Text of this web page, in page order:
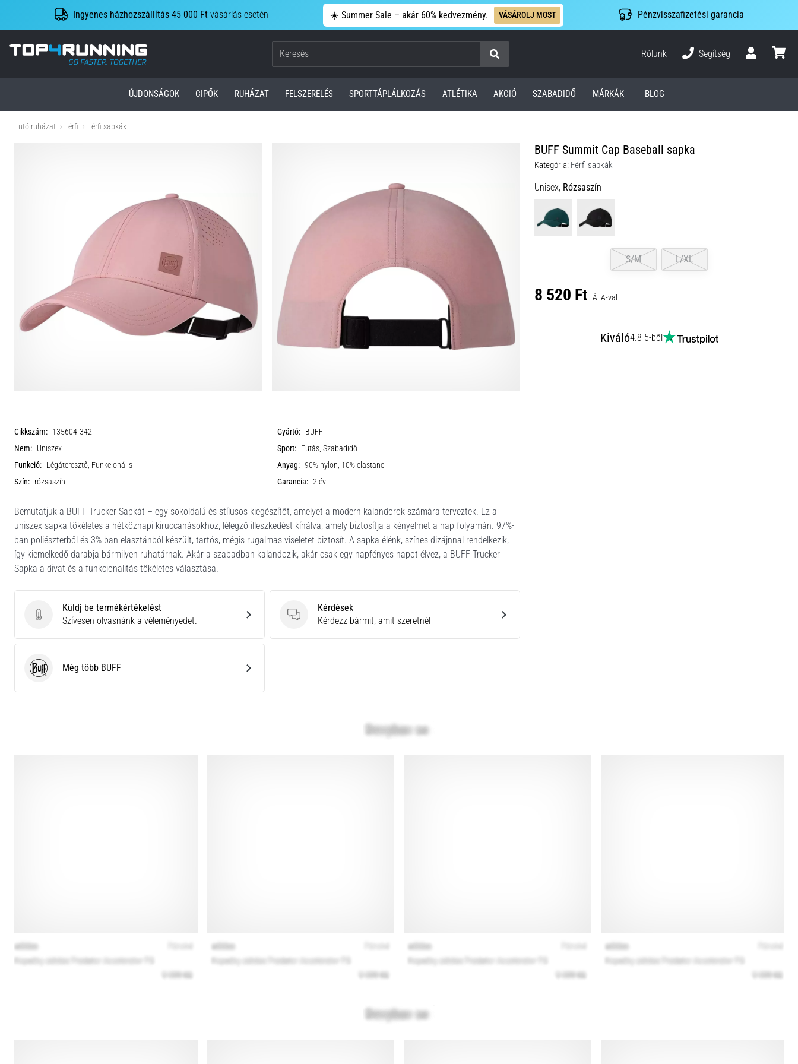
Ingyenes házhozszállítás 45 000 Ft vásárlás esetén ☀️ Summer Sale – akár 60% kedvezmény. VÁSÁROLJ MOST Pénzvisszafizetési garancia
Top4Running.hu
Keresés
Rólunk
Segítség
ÚJDONSÁGOK CIPŐK RUHÁZAT FELSZERELÉS SPORTTÁPLÁLKOZÁS ATLÉTIKA AKCIÓ SZABADIDŐ MÁRKÁK BLOG
Futó ruházat Férfi Férfi sapkák
BUFF Summit Cap Baseball sapka
Kategória: Férfi sapkák
Unisex, Rózsaszín
S/M L/XL
8 520 Ft ÁFA-val
Kiváló4.8 5-ből
Cikkszám: 135604-342 Gyártó: BUFF
Nem: Uniszex Sport: Futás, Szabadidő
Funkció: Légáteresztő, Funkcionális Anyag: 90% nylon, 10% elastane
Szín: rózsaszín Garancia: 2 év
Bemutatjuk a BUFF Trucker Sapkát – egy sokoldalú és stílusos kiegészítőt, amelyet a modern kalandorok számára terveztek. Ez a
uniszex sapka tökéletes a hétköznapi kiruccanásokhoz, lélegző illeszkedést kínálva, amely biztosítja a kényelmet a nap folyamán. 97%-
ban poliészterből és 3%-ban elasztánból készült, tartós, mégis rugalmas viseletet biztosít. A sapka élénk, színes dizájnnal rendelkezik,
így kiemelkedő darabja bármilyen ruhatárnak. Akár a szabadban kalandozik, akár csak egy napfényes napot élvez, a BUFF Trucker
Sapka a divat és a funkcionalitás tökéletes választása.
Küldj be termékértékelést
Küldj be termékértékelést
Szívesen olvasnánk a véleményedet.
Kérdések
Kérdések
Kérdezz bármit, amit szeretnél
BUFF Még több BUFF